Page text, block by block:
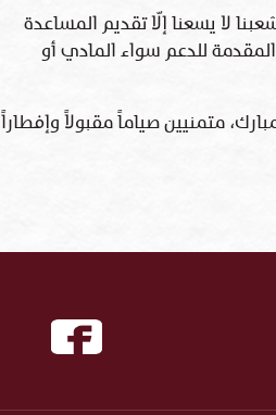
لا يسعنا إلّا تقديم المساعدة
للدعم سواء المادي أو
متمنيين صياماً مقبولاً وإفطاراً